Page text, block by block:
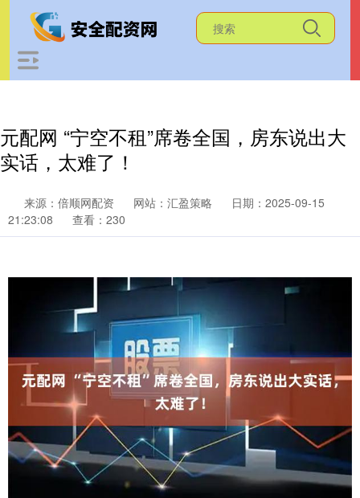
元配网 “宁空不租”席卷全国，房东说出大
实话，太难了！
来源：倍顺网配资 网站：汇盈策略
日期：2025-09-15
21:23:08
查看：230